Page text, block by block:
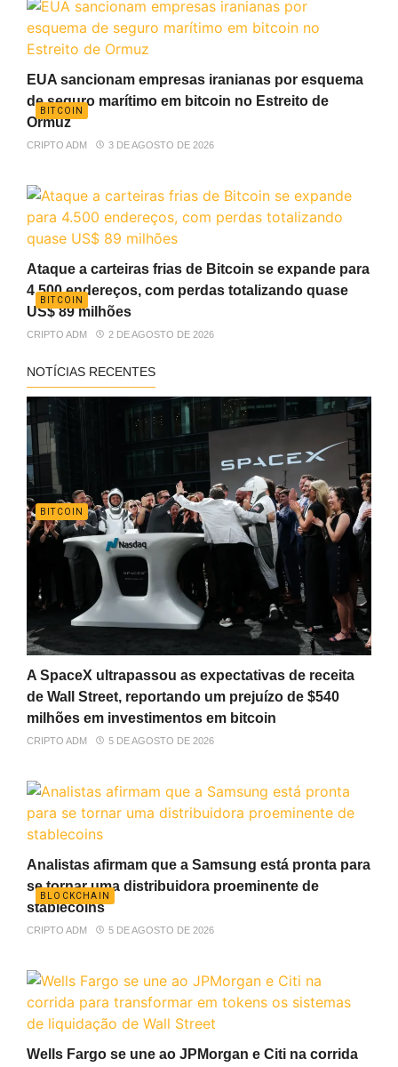
BITCOIN
EUA sancionam empresas iranianas por esquema
de seguro marítimo em bitcoin no Estreito de
Ormuz
CRIPTO ADM 3 DE AGOSTO DE 2026
BITCOIN
Ataque a carteiras frias de Bitcoin se expande para
4.500 endereços, com perdas totalizando quase
US$ 89 milhões
CRIPTO ADM 2 DE AGOSTO DE 2026
NOTÍCIAS RECENTES
BITCOIN
A SpaceX ultrapassou as expectativas de receita
de Wall Street, reportando um prejuízo de $540
milhões em investimentos em bitcoin
CRIPTO ADM 5 DE AGOSTO DE 2026
BLOCKCHAIN
Analistas afirmam que a Samsung está pronta para
se tornar uma distribuidora proeminente de
stablecoins
CRIPTO ADM 5 DE AGOSTO DE 2026
Wells Fargo se une ao JPMorgan e Citi na corrida